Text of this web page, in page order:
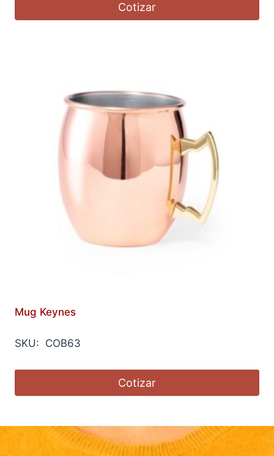
Cotizar
Mug Keynes
SKU: COB63
Cotizar